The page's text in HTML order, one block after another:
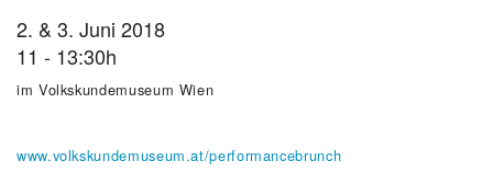
2. & 3. Juni 2018
11 - 13:30h
im Volkskundemuseum Wien
www.volkskundemuseum.at/performancebrunch